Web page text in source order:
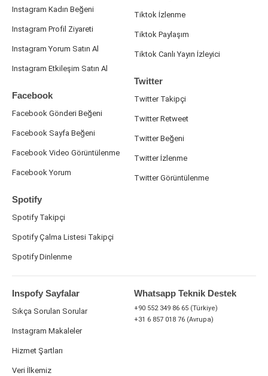
Instagram Kadın Beğeni
Instagram Profil Ziyareti
Instagram Yorum Satın Al
Instagram Etkileşim Satın Al
Facebook
Facebook Gönderi Beğeni
Facebook Sayfa Beğeni
Facebook Video Görüntülenme
Facebook Yorum
Spotify
Spotify Takipçi
Spotify Çalma Listesi Takipçi
Spotify Dinlenme
Tiktok İzlenme
Tiktok Paylaşım
Tiktok Canlı Yayın İzleyici
Twitter
Twitter Takipçi
Twitter Retweet
Twitter Beğeni
Twitter İzlenme
Twitter Görüntülenme
Inspofy Sayfalar
Sıkça Sorulan Sorular
Instagram Makaleler
Hizmet Şartları
Veri İlkemiz
Whatsapp Teknik Destek
+90 552 349 86 65 (Türkiye)
+31 6 857 018 76 (Avrupa)